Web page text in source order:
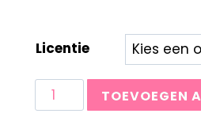
Licentie
TOEVOEGEN